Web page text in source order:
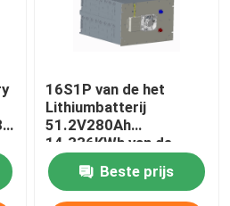
16S1P van de het
Lithiumbatterij
51.2V280Ah
14.336KWh van de
energieopslag het
Systeem van de de
Energieopslag
Beste prijs